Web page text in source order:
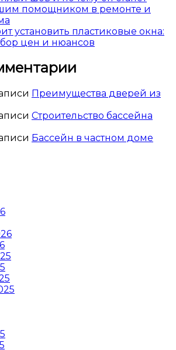
помощником в ремонте и
установить пластиковые окна:
цен и нюансов
Преимущества дверей из
Строительство бассейна
Бассейн в частном доме